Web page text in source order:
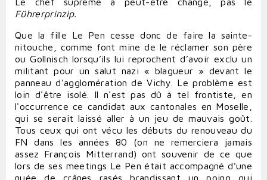
Führerprinzip.
Que la fille Le Pen cesse donc de faire la sainte-
nitouche, comme font mine de le réclamer son père
ouGollnisch lorsqu’ils lui reprochent d’avoir exclu un
militant pour un salut nazi « blagueur » devant le
panneau d’agglomération de Vichy. Le problème est
loin d'être isolé. Il n'est pas dû à tel frontiste, en
l'occurrence ce candidat aux cantonales en Moselle,
qui se serait laissé aller à un jeu de mauvais goût.
Tous ceux qui ont vécu les débuts du renouveau du
FN dans les années 80 (on ne remerciera jamais
assez François Mitterrand) ont souvenir de ce que
lors de ses meetings Le Pen était accompagné d’une
nuée de crânes rasés brandissant un poing qui